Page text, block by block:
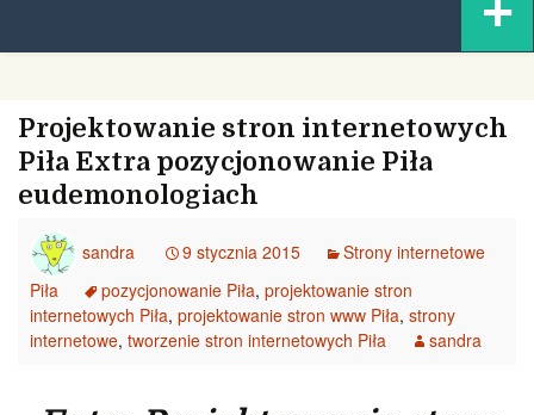
content
Projektowanie stron internetowych
Piła Extra pozycjonowanie Piła
eudemonologiach
sandra 9 stycznia 2015
Strony internetowe
Piła
pozycjonowanie Piła, projektowanie stron
internetowych Piła, projektowanie stron www Piła, strony
internetowe, tworzenie stron internetowych Piła sandra